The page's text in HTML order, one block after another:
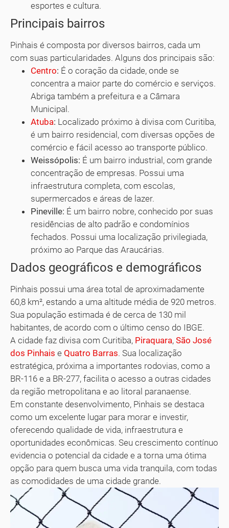
esportes e cultura.
Principais bairros
Pinhais é composta por diversos bairros, cada um
com suas particularidades. Alguns dos principais são:
Centro: É o coração da cidade, onde se
concentra a maior parte do comércio e serviços.
Abriga também a prefeitura e a Câmara
Municipal.
Atuba: Localizado próximo à divisa com Curitiba,
é um bairro residencial, com diversas opções de
comércio e fácil acesso ao transporte público.
Weissópolis: É um bairro industrial, com grande
concentração de empresas. Possui uma
infraestrutura completa, com escolas,
supermercados e áreas de lazer.
Pineville: É um bairro nobre, conhecido por suas
residências de alto padrão e condomínios
fechados. Possui uma localização privilegiada,
próximo ao Parque das Araucárias.
Dados geográficos e demográficos
Pinhais possui uma área total de aproximadamente
60,8 km², estando a uma altitude média de 920 metros.
Sua população estimada é de cerca de 130 mil
habitantes, de acordo com o último censo do IBGE.
A cidade faz divisa com Curitiba, Piraquara, São José
dos Pinhais e Quatro Barras. Sua localização
estratégica, próxima a importantes rodovias, como a
BR-116 e a BR-277, facilita o acesso a outras cidades
da região metropolitana e ao litoral paranaense.
Em constante desenvolvimento, Pinhais se destaca
como um excelente lugar para morar e investir,
oferecendo qualidade de vida, infraestrutura e
oportunidades econômicas. Seu crescimento contínuo
evidencia o potencial da cidade e a torna uma ótima
opção para quem busca uma vida tranquila, com todas
as comodidades de uma cidade grande.